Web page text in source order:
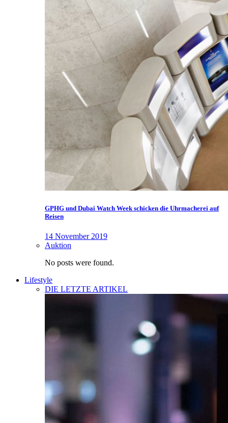
GPHG und Dubai Watch Week schicken die Uhrmacherei auf
Reisen
14 November 2019
Auktion
No posts were found.
Lifestyle
DIE LETZTE ARTIKEL